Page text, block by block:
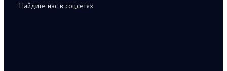
Найдите нас в соцсетях